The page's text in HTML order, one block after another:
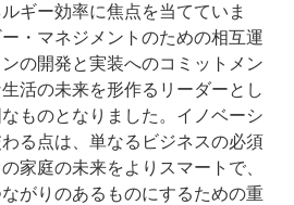
ギー効率に焦点を当てていま
・マネジメントのための相互運
の開発と実装へのコミットメン
活の未来を形作るリーダーとし
ものとなりました。イノベーシ
る点は、単なるビジネスの必須
家庭の未来をよりスマートで、
がりのあるものにするための重